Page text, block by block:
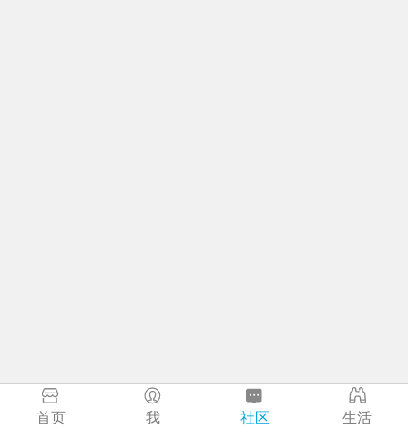
首页 我 社区 生活